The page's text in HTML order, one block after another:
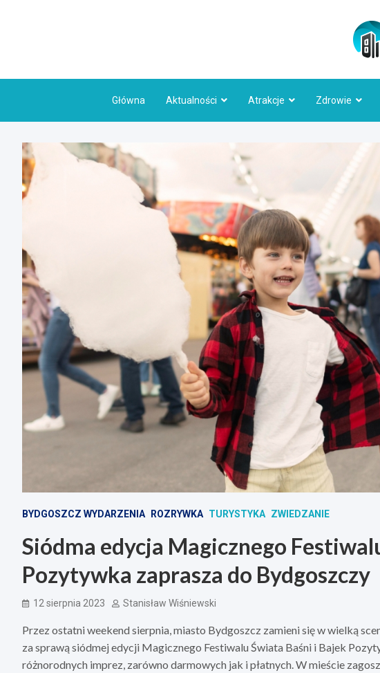
Główna Aktualności Atrakcje Zdrowie
BYDGOSZCZ WYDARZENIA ROZRYWKA TURYSTYKA ZWIEDZANIE
Siódma edycja Magicznego
Pozytywka zaprasza do Bydgoszczy
12 sierpnia 2023 Stanisław Wiśniewski
Przez ostatni weekend sierpnia, miasto Bydgoszcz zamieni się w wielką
za sprawą siódmej edycji Magicznego Festiwalu Świata Baśni i Bajek
różnorodnych imprez, zarówno darmowych jak i płatnych. W mieście